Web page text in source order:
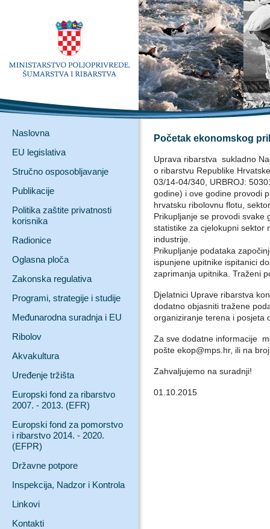
Naslovna
EU legislativa
Stručno osposobljavanje
Publikacije
Politika zaštite privatnosti
korisnika
Radionice
Oglasna ploča
Zakonska regulativa
Programi, strategije i studije
Međunarodna suradnja i EU
Ribolov
Akvakultura
Uređenje tržišta
Europski fond za ribarstvo
2007. - 2013. (EFR)
Europski fond za pomorstvo
i ribarstvo 2014. - 2020.
(EFPR)
Državne potpore
Inspekcija, Nadzor i Kontrola
Linkovi
Kontakti
Početak ekonomskog
Uprava ribarstva sukladno
o ribarstvu Republike
03/14-04/340, URBROJ:
godine) i ove godine provodi
hrvatsku ribolovnu flotu,
Prikupljanje se provodi svake
statistike za cjelokupni sektor
industrije.
Prikupljanje podataka
ispunjene upitnike ispitanici
zaprimanja upitnika. Traženi
Djelatnici Uprave ribarstva
dodatno objasniti tražene
organiziranje terena i posjeta
Za sve dodatne informacije
pošte ekop@mps.hr, ili na
Zahvaljujemo na suradnji!
01.10.2015